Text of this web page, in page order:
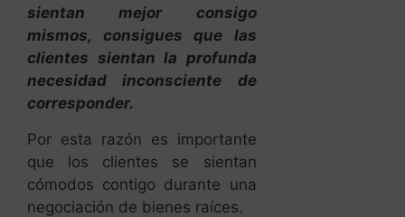
sientan mejor consigo
mismos, consigues que las
clientes sientan la profunda
necesidad inconsciente de
corresponder.
Por esta razón es importante
que los clientes se sientan
cómodos contigo durante una
negociación de bienes raíces.